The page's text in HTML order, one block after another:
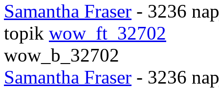
Samantha Fraser - 3236
topik wow_ft_32702
wow_b_32702
Samantha Fraser - 3236